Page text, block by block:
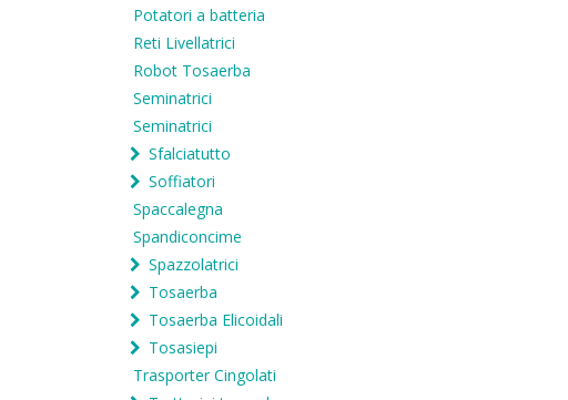
Potatori a batteria
Reti Livellatrici
Robot Tosaerba
Seminatrici
Seminatrici
Sfalciatutto
Soffiatori
Spaccalegna
Spandiconcime
Spazzolatrici
Tosaerba
Tosaerba Elicoidali
Tosasiepi
Trasporter Cingolati